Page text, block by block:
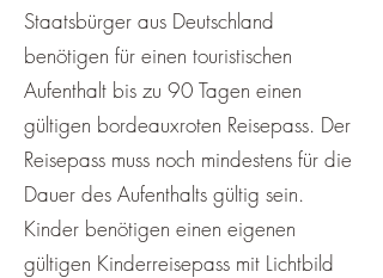
Staatsbürger aus Deutschland
benötigen für einen touristischen
Aufenthalt bis zu 90 Tagen einen
gültigen bordeauxroten Reisepass. Der
Reisepass muss noch mindestens für die
Dauer des Aufenthalts gültig sein.
Kinder benötigen einen eigenen
gültigen Kinderreisepass mit Lichtbild